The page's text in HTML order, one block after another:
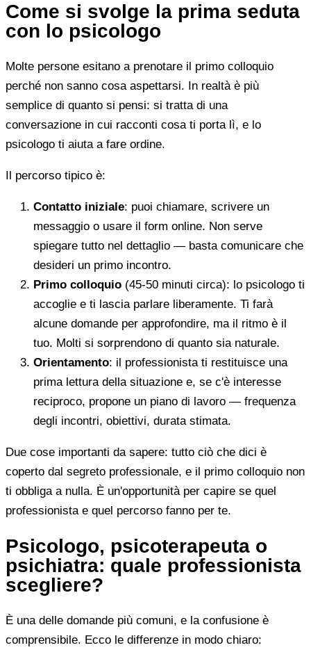
Come si svolge la prima seduta
con lo psicologo
Molte persone esitano a prenotare il primo colloquio
perché non sanno cosa aspettarsi. In realtà è più
semplice di quanto si pensi: si tratta di una
conversazione in cui racconti cosa ti porta lì, e lo
psicologo ti aiuta a fare ordine.
Il percorso tipico è:
Contatto iniziale: puoi chiamare, scrivere un
messaggio o usare il form online. Non serve
spiegare tutto nel dettaglio — basta comunicare che
desideri un primo incontro.
Primo colloquio (45-50 minuti circa): lo psicologo ti
accoglie e ti lascia parlare liberamente. Ti farà
alcune domande per approfondire, ma il ritmo è il
tuo. Molti si sorprendono di quanto sia naturale.
Orientamento: il professionista ti restituisce una
prima lettura della situazione e, se c'è interesse
reciproco, propone un piano di lavoro — frequenza
degli incontri, obiettivi, durata stimata.
Due cose importanti da sapere: tutto ciò che dici è
coperto dal segreto professionale, e il primo colloquio non
ti obbliga a nulla. È un'opportunità per capire se quel
professionista e quel percorso fanno per te.
Psicologo, psicoterapeuta o
psichiatra: quale professionista
scegliere?
È una delle domande più comuni, e la confusione è
comprensibile. Ecco le differenze in modo chiaro: